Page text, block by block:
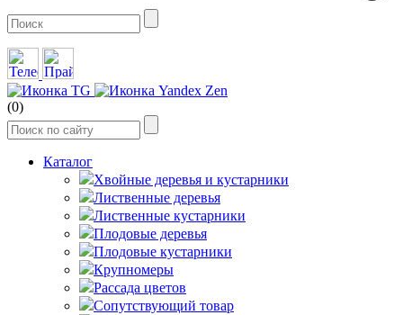
(0)
Каталог
Хвойные деревья и кустарники
Лиственные деревья
Лиственные кустарники
Плодовые деревья
Плодовые кустарники
Крупномеры
Рассада цветов
Сопутствующий товар